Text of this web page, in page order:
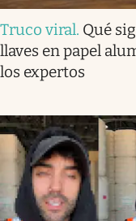
Truco viral. Qué
llaves en papel
los expertos